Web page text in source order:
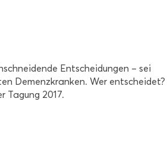
Ent­schei­dun­gen – sei
De­menz­kran­ken. Wer ent­schei­det?
Ta­gung 2017.